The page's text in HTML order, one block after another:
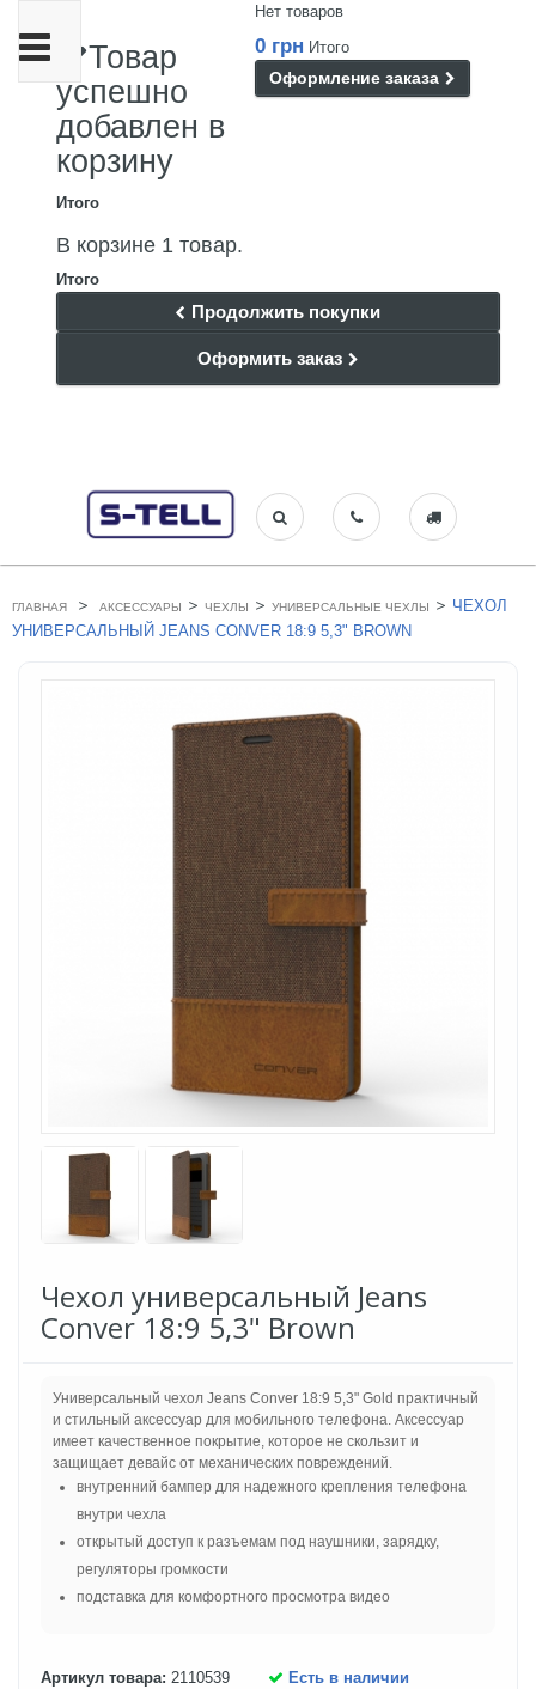
Нет товаров
0 грн Итого
Оформление заказа
Товар
успешно
добавлен в
корзину
Итого
В корзине 1 товар.
Итого
Продолжить покупки
Оформить заказ
Переключить
навигации
ГЛАВНАЯ > АКСЕССУАРЫ > ЧЕХЛЫ > УНИВЕРСАЛЬНЫЕ ЧЕХЛЫ > ЧЕХОЛ
УНИВЕРСАЛЬНЫЙ JEANS CONVER 18:9 5,3" BROWN
Чехол универсальный Jeans
Conver 18:9 5,3" Brown
Универсальный чехол Jeans Conver 18:9 5,3" Gold практичный
и стильный аксессуар для мобильного телефона. Аксессуар
имеет качественное покрытие, которое не скользит и
защищает девайс от механических повреждений.
внутренний бампер для надежного крепления телефона
внутри чехла
открытый доступ к разъемам под наушники, зарядку,
регуляторы громкости
подставка для комфортного просмотра видео
Артикул товара: 2110539 Есть в наличии